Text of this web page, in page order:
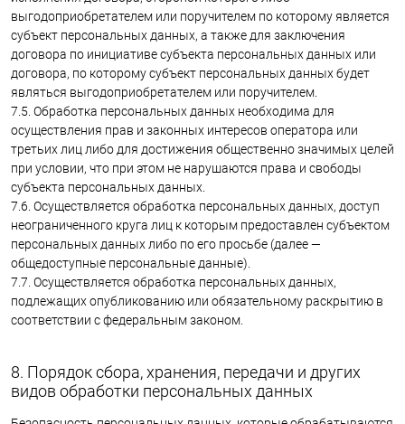
выгодоприобретателем или поручителем по которому является
субъект персональных данных, а также для заключения
договора по инициативе субъекта персональных данных или
договора, по которому субъект персональных данных будет
являться выгодоприобретателем или поручителем.
7.5. Обработка персональных данных необходима для
осуществления прав и законных интересов оператора или
третьих лиц либо для достижения общественно значимых целей
при условии, что при этом не нарушаются права и свободы
субъекта персональных данных.
7.6. Осуществляется обработка персональных данных, доступ
неограниченного круга лиц к которым предоставлен субъектом
персональных данных либо по его просьбе (далее —
общедоступные персональные данные).
7.7. Осуществляется обработка персональных данных,
подлежащих опубликованию или обязательному раскрытию в
соответствии с федеральным законом.
8. Порядок сбора, хранения, передачи и других
видов обработки персональных данных